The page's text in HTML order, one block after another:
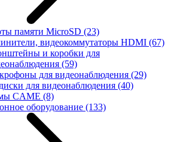
памяти MicroSD (23)
видеокоммутаторы HDMI (67)
и коробки для
(59)
для видеонаблюдения (29)
для видеонаблюдения (40)
CAME (8)
оборудование (133)